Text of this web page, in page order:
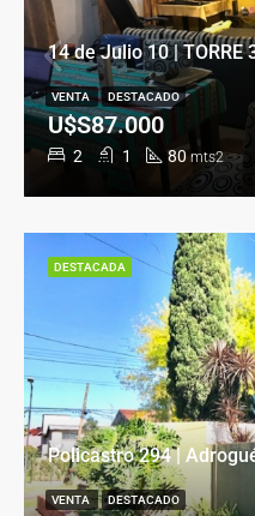
14 de Julio 10 | TORRE
2 1 80 mts2
U$S87.000
VENTA DESTACADO
Policastro 294 |
VENTA DESTACADO
DESTACADA